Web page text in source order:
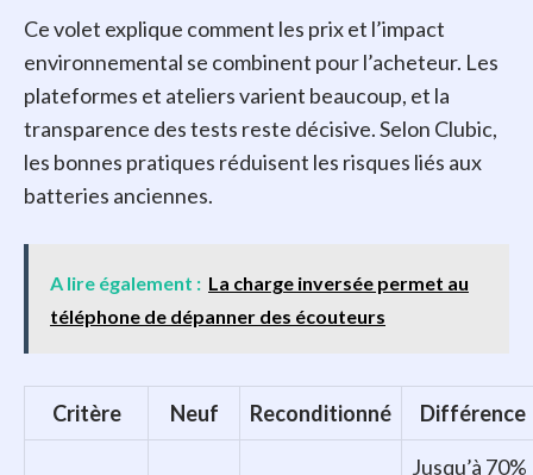
Ce volet explique comment les prix et l’impact
environnemental se combinent pour l’acheteur. Les
plateformes et ateliers varient beaucoup, et la
transparence des tests reste décisive. Selon Clubic,
les bonnes pratiques réduisent les risques liés aux
batteries anciennes.
A lire également : La charge inversée permet au
téléphone de dépanner des écouteurs
Critère Neuf Reconditionné Différence
Jusqu’à 70%